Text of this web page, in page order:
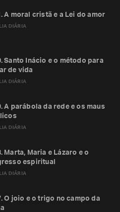
DIÁRIA
A moral cristã e a Lei do amor
DIÁRIA
Santo Inácio e o método para
de vida
DIÁRIA
A parábola da rede e os maus
DIÁRIA
Marta, Maria e Lázaro e o
espiritual
O joio e o trigo no campo da